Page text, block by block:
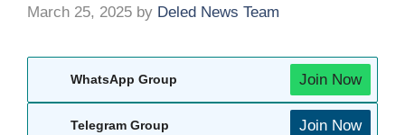
March 25, 2025 by Deled News Team
WhatsApp Group Join Now
Telegram Group Join Now